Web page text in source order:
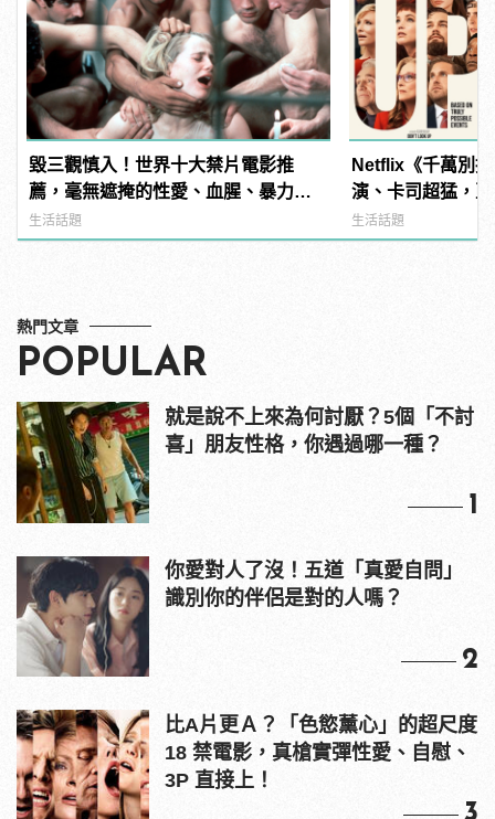
毀三觀慎入！世界十大禁片電影推
薦，毫無遮掩的性愛、血腥、暴力、
噁心到極致！ | manfashion這樣變型
男
生活話題
Netflix《千萬別
演、卡司超猛，
曲？ |
生活話題
熱門文章
POPULAR
就是說不上來為何討厭？5個「不討
喜」朋友性格，你遇過哪一種？
1
你愛對人了沒！五道「真愛自問」
識別你的伴侶是對的人嗎？
2
比A片更Ａ？「色慾薰心」的超尺度
18 禁電影，真槍實彈性愛、自慰、
3P 直接上！